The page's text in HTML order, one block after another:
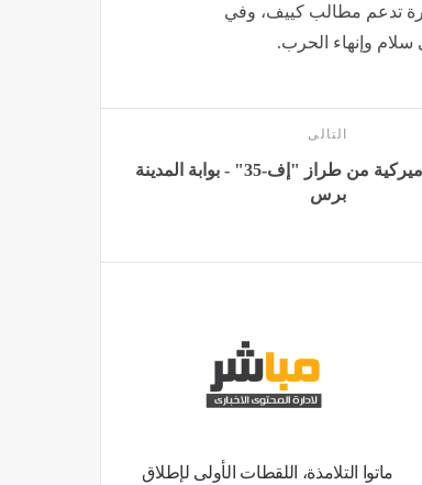
تدعم مطالب كييف، وفي
وإنهاء الحرب.
التالى
تحطم مقاتلة أميركية من طراز "إف-35" - بوابة المدينة
برس
ماتوا التلامذة، اللقطات الأولى لإطلاق